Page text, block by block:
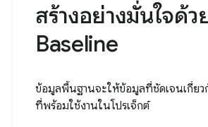
สร้างอย่างมั่นใจด้ว
Baseline
ข้อมูลพื้นฐานจะให้ข้อมูลที่ชัดเจนเกี่ยว
ที่พร้อมใช้งานในโปรเจ็กต์